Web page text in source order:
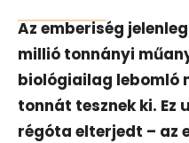
Az emberiség
millió tonnányi
biológiailag lebomló
tonnát tesznek ki.
régóta elterjedt – az